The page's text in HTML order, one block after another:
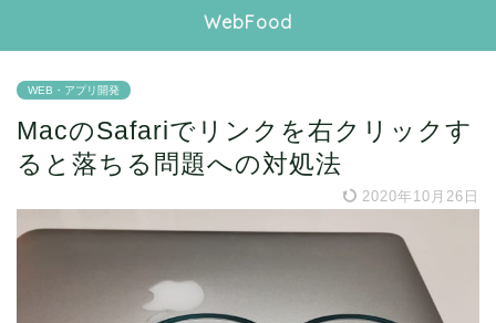
WebFood
WEB・アプリ開発
MacのSafariでリンクを右クリックす
ると落ちる問題への対処法
2020年10月26日